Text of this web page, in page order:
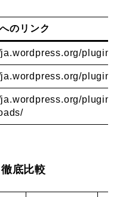
のリンク
plugins/
ja.wordpress.org/plugins/
ja.wordpress.org/plugins/
底比較